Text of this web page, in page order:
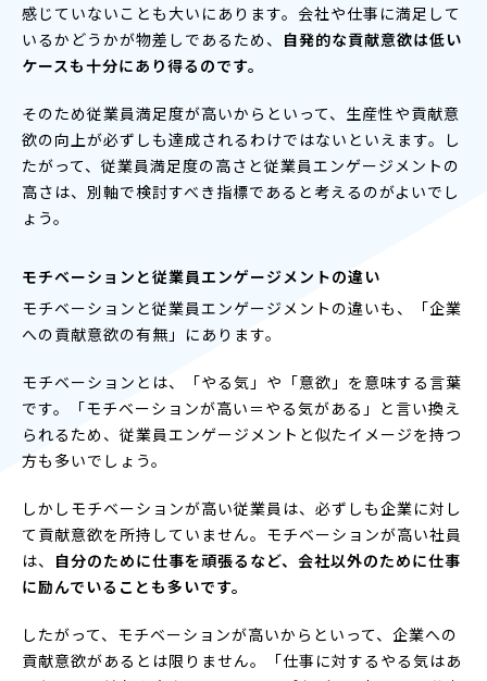
感じていないことも大いにあります。会社や仕事に満足して
いるかどうかが物差しであるため、 自発的な貢献意欲は低い
ケースも十分にあり得るのです。
そのため従業員満足度が高いからといって、生産性や貢献意
欲の向上が必ずしも達成されるわけではないといえます。し
たがって、従業員満足度の高さと従業員エンゲージメントの
高さは、別軸で検討すべき指標であると考えるのがよいでし
ょう。
モチベーションと従業員エンゲージメントの違い
モチベーションと従業員エンゲージメントの違いも、「企業
への貢献意欲の有無」にあります。
モチベーションとは、「やる気」や「意欲」を意味する言葉
です。「モチベーションが高い＝やる気がある」と言い換え
られるため、従業員エンゲージメントと似たイメージを持つ
方も多いでしょう。
しかしモチベーションが高い従業員は、必ずしも企業に対し
て貢献意欲を所持していません。モチベーションが高い社員
は、 自分のために仕事を頑張るなど、会社以外のために仕事
に励んでいることも多いです。
したがって、モチベーションが高いからといって、企業への
貢献意欲があるとは限りません。「仕事に対するやる気はあ